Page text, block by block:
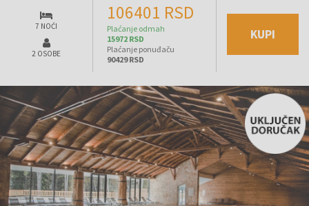
7 NOĆI
2 OSOBE
106401 RSD
Plaćanje odmah
15972 RSD
Plaćanje ponuđaču
90429 RSD
KUPI